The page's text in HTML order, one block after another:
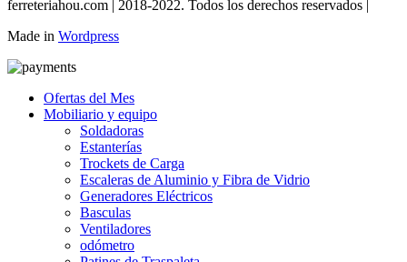
ferreteriahou.com | 2018-2022. Todos los derechos reservados |
Made in Wordpress
Ofertas del Mes
Mobiliario y equipo
Soldadoras
Estanterías
Trockets de Carga
Escaleras de Aluminio y Fibra de Vidrio
Generadores Eléctricos
Basculas
Ventiladores
odómetro